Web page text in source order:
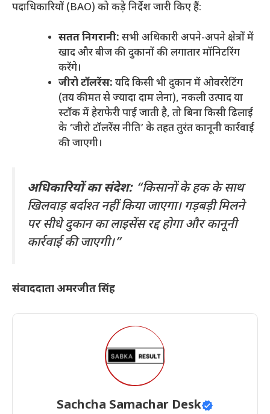
पदाधिकारियों (BAO) को कड़े निर्देश जारी किए हैं:
सतत निगरानी: सभी अधिकारी अपने-अपने क्षेत्रों में
खाद और बीज की दुकानों की लगातार मॉनिटरिंग
करेंगे।
जीरो टॉलरेंस: यदि किसी भी दुकान में ओवररेटिंग
(तय कीमत से ज्यादा दाम लेना), नकली उत्पाद या
स्टॉक में हेराफेरी पाई जाती है, तो बिना किसी ढिलाई
के ‘जीरो टॉलरेंस नीति’ के तहत तुरंत कानूनी कार्रवाई
की जाएगी।
अधिकारियों का संदेश:“किसानों के हक के साथ
खिलवाड़ बर्दाश्त नहीं किया जाएगा। गड़बड़ी मिलने
पर सीधे दुकान का लाइसेंस रद्द होगा और कानूनी
कार्रवाई की जाएगी।”
संवाददाता अमरजीत सिंह
Sachcha Samachar Desk